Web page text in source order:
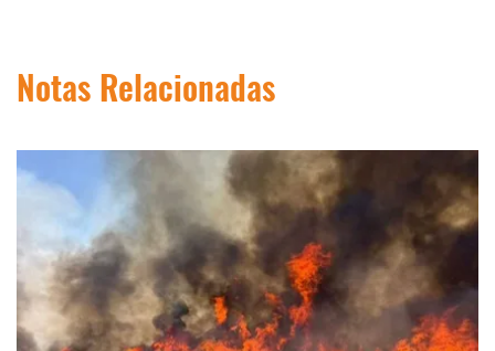
Notas Relacionadas